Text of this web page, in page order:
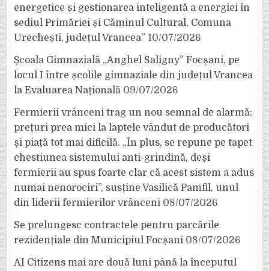
energetice și gestionarea inteligentă a energiei în
sediul Primăriei și Căminul Cultural, Comuna
Urechești, județul Vrancea” 10/07/2026
Școala Gimnazială „Anghel Saligny” Focșani, pe
locul I între școlile gimnaziale din județul Vrancea
la Evaluarea Națională 09/07/2026
Fermierii vrânceni trag un nou semnal de alarmă:
prețuri prea mici la laptele vândut de producători
și piață tot mai dificilă. „În plus, se repune pe tapet
chestiunea sistemului anti-grindină, deși
fermierii au spus foarte clar că acest sistem a adus
numai nenorociri”, susține Vasilică Pamfil, unul
din liderii fermierilor vrânceni 08/07/2026
Se prelungesc contractele pentru parcările
rezidențiale din Municipiul Focșani 08/07/2026
AI Citizens mai are două luni până la începutul